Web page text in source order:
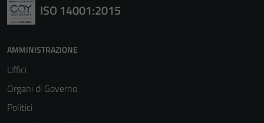
ISO 14001:2015
AMMINISTRAZIONE
Uffici
Organi di Governo
Politici